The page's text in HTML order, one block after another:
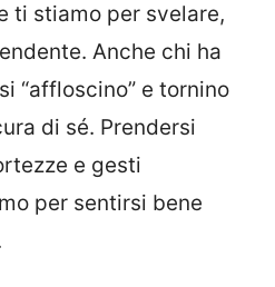
ti stiamo per svelare,
Anche chi ha
“affloscino” e tornino
di sé. Prendersi
e gesti
per sentirsi bene